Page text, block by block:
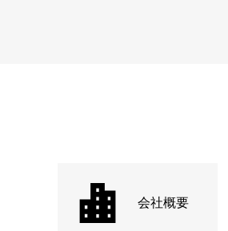
会社概要